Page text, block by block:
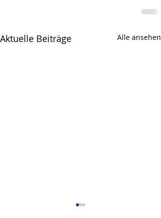
Aktuelle Beiträge Alle ansehen